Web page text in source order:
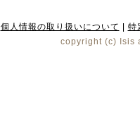
個人情報の取り扱いについて | 特
copyright (c) Isis